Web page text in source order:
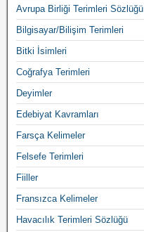
Avrupa Birliği Terimleri Sözlüğü
Bilgisayar/Bilişim Terimleri
Bitki İsimleri
Coğrafya Terimleri
Deyimler
Edebiyat Kavramları
Farsça Kelimeler
Felsefe Terimleri
Fiiller
Fransızca Kelimeler
Havacılık Terimleri Sözlüğü